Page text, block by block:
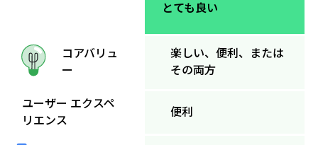
とても良い
コアバリュ
ー
楽しい、便利、または
その両方
ユーザー エクスペ
リエンス
便利